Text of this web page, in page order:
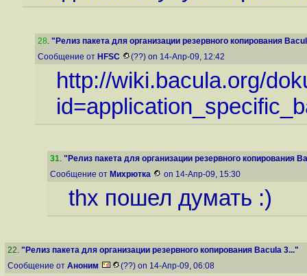
28. "Релиз пакета для организации резервного копирования
Сообщение от HFSC (??) on 14-Апр-09, 12:42
http://wiki.bacula.org/
31. "Релиз пакета для организации резервного копирования
Сообщение от Михрютка on 14-Апр-09, 15:30
thx пошел думать :)
22. "Релиз пакета для организации резервного копирования Bacula 3..."
Сообщение от Аноним (??) on 14-Апр-09, 06:08